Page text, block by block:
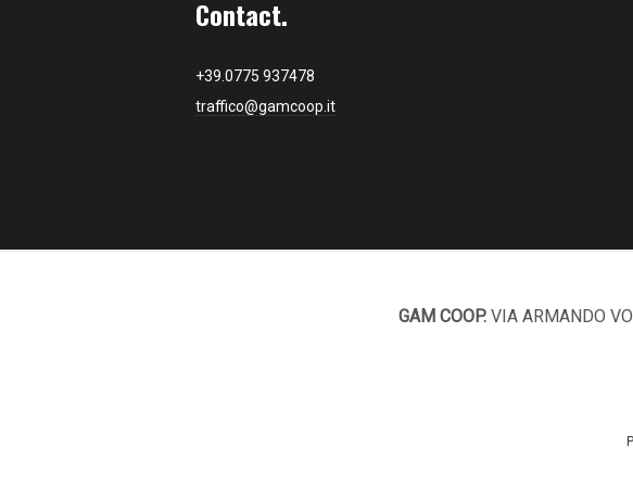
Contact.
+39.0775 937478
traffico@gamcoop.it
GAM COOP.VIA ARMANDO